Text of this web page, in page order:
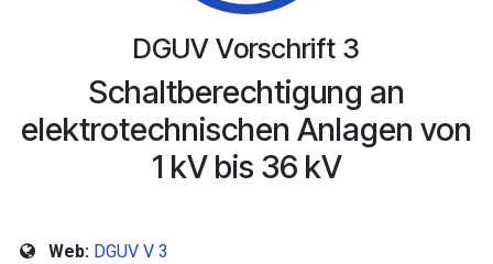
DGUV Vorschrift 3
Schaltberechtigung an
elektrotechnischen Anlagen von
1 kV bis 36 kV
Web: DGUV V 3